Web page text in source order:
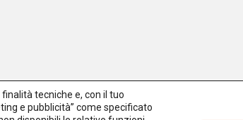
tecniche e, con il tuo
e pubblicità” come specificato